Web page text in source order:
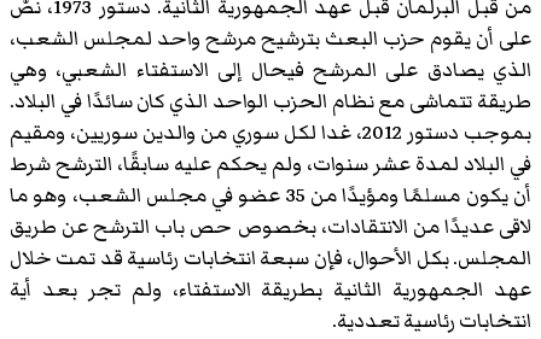
من قبل البرلمان قبل عهد الجمهورية الثانية. دستور 1973، نصّ
على أن يقوم حزب البعث بترشيح مرشح واحد لمجلس الشعب،
الذي يصادق على المرشح فيحال إلى الاستفتاء الشعبي، وهي
طريقة تتماشى مع نظام الحزب الواحد الذي كان سائدًا في البلاد.
بموجب دستور 2012، غدا لكل سوري من والدين سوريين، ومقيم
في البلاد لمدة عشر سنوات، ولم يحكم عليه سابقًا، الترشح شرط
أن يكون مسلمًا ومؤيدًا من 35 عضو في مجلس الشعب، وهو ما
لاقى عديدًا من الانتقادات، بخصوص حص باب الترشح عن طريق
المجلس. بكل الأحوال، فإن سبعة انتخابات رئاسية قد تمت خلال
عهد الجمهورية الثانية بطريقة الاستفتاء، ولم تجر بعد أية
انتخابات رئاسية تعددية.